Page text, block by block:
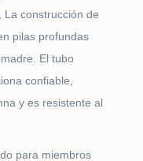
La construcción de
pilas profundas
El tubo
confiable,
y es resistente al
para miembros